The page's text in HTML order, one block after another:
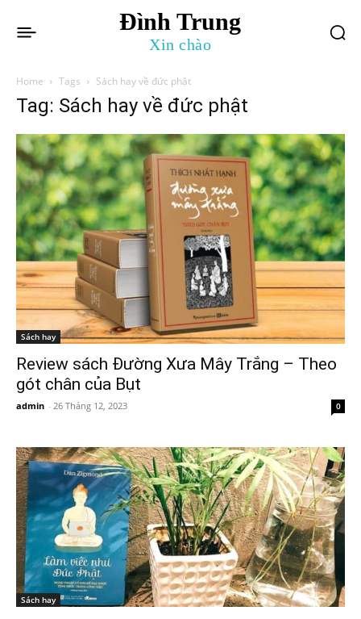
Đình Trung
Xin chào
Home Tags Sách hay về đức phật
Tag: Sách hay về đức phật
Sách hay
Review sách Đường Xưa Mây Trắng – Theo
gót chân của Bụt
admin - 26 Tháng 12, 2023 0
Sách hay